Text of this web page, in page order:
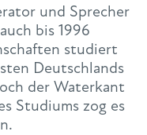
und Sprecher
bis 1996
studiert
Deutschlands
der Waterkant
Studiums zog es